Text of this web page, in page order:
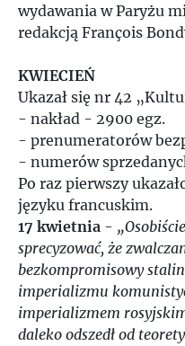
wydawania w Paryżu
redakcją François
KWIECIEŃ
Ukazał się nr 42
- nakład - 2900 egz.
- prenumeratorów
- numerów
Po raz pierwszy
języku francuskim.
17 kwietnia -
sprecyzować, że
bezkompromisowy
imperializmu
imperializmem
daleko odszedł od